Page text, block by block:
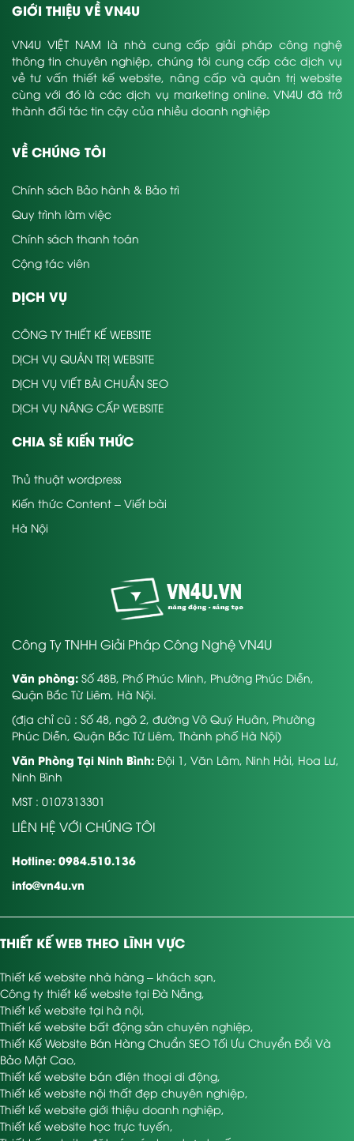
GIỚI THIỆU VỀ VN4U
VN4U VIỆT NAM là nhà cung cấp giải pháp công nghệ
thông tin chuyên nghiệp, chúng tôi cung cấp các dịch vụ
về tư vấn thiết kế website, nâng cấp và quản trị website
cùng với đó là các dịch vụ marketing online. VN4U đã trở
thành đối tác tin cậy của nhiều doanh nghiệp
VỀ CHÚNG TÔI
Chính sách Bảo hành & Bảo trì
Quy trình làm việc
Chính sách thanh toán
Cộng tác viên
DỊCH VỤ
CÔNG TY THIẾT KẾ WEBSITE
DỊCH VỤ QUẢN TRỊ WEBSITE
DỊCH VỤ VIẾT BÀI CHUẨN SEO
DỊCH VỤ NÂNG CẤP WEBSITE
CHIA SẺ KIẾN THỨC
Thủ thuật wordpress
Kiến thức Content – Viết bài
Hà Nội
Công Ty TNHH Giải Pháp Công Nghệ VN4U
Văn phòng: Số 48B, Phố Phúc Minh, Phường Phúc Diễn,
Quận Bắc Từ Liêm, Hà Nội.
(địa chỉ cũ : Số 48, ngõ 2, đường Võ Quý Huân, Phường
Phúc Diễn, Quận Bắc Từ Liêm, Thành phố Hà Nội)
Văn Phòng Tại Ninh Bình: Đội 1, Văn Lâm, Ninh Hải, Hoa Lư,
Ninh Bình
MST : 0107313301
LIÊN HỆ VỚI CHÚNG TÔI
Hotline: 0984.510.136
info@vn4u.vn
THIẾT KẾ WEB THEO LĨNH VỰC
Thiết kế website nhà hàng – khách sạn,
Công ty thiết kế website tại Đà Nẵng,
Thiết kế website tại hà nội,
Thiết kế website bất động sản chuyên nghiệp,
Thiết Kế Website Bán Hàng Chuẩn SEO Tối Ưu Chuyển Đổi Và
Bảo Mật Cao,
Thiết kế website bán điện thoại di động,
Thiết kế website nội thất đẹp chuyên nghiệp,
Thiết kế website giới thiệu doanh nghiệp,
Thiết kế website học trực tuyến,